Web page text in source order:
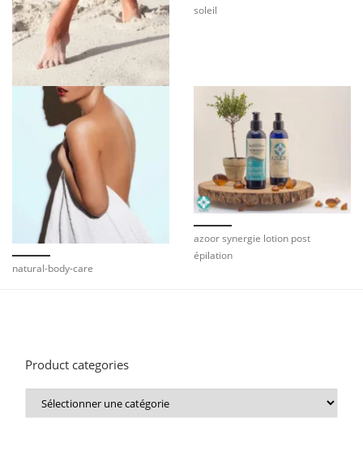
soleil
natural-body-care
azoor synergie lotion post
épilation
Product categories